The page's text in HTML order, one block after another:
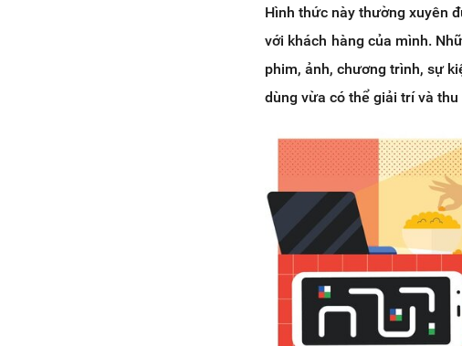
Hình thức này thường xuyên
với khách hàng của mình.
phim, ảnh, chương trình, sự
dùng vừa có thể giải trí và